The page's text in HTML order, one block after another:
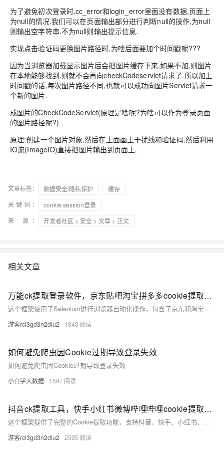
为了避免初次登录时,cc_error和login_error里面没有数据,页面上
为null的情况.我们可以在页面输出部分进行判断null的操作,为null
则输出空字符串.不为null则输出提示信息.
实现点击验证码更换图片路径时,为啥后面要加个时间戳呢???
因为当浏览器加载显示图片后会把图片缓存下来,如果不加,则图片
在本地能够找到,则就不会再向checkCodeservlet请求了.所以加上
时间戳的话,每次图片路径不同,也就可以成功向图片Servlet请求一
个新的图片.
成图片的CheckCodeServlet(原理是啥呢?为啥可以作为登录页面
的图片路径呢?)
原理:创建一个图片对象,然后在上面画上干扰线和验证码,然后利用
IO流(ImageIO)直接把图片输出到页面上.
文章标签： 数据安全/隐私保护
缓存
关键词：
cookie session登录
来 源：
开发者社区 > 安全 > 文章 > 正文
相关文章
万能ck提取登录软件，京东贴吧淘宝拼多多cookie提取工具，python框架分享
这个框架使用了Selenium进行浏览器自动化操作，包含了京东和淘宝的登录示例。代码展示了如
游客rci3gd3n2dlu2 1343
如何避免爬虫因Cookie过期导致登录失效
如何避免爬虫因Cookie过期导致登录失效
小白学大数据 1597
抖音ck提取工具，快手小红书微博哔哩哔哩cookie提取登录软件，python框架
这个框架提供了完整的Cookie提取功能，支持抖音、快手、小红书、微博和哔哩哔哩平台。主要特点包括
游客rci3gd3n2dlu2 2595